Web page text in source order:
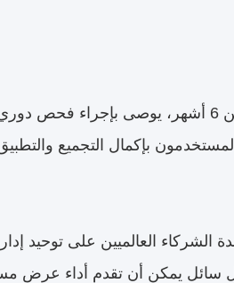
بالنسبة لوحدات شاشات الكريستال السائل المغلقة المخزنة لأكثر من 6
بإكمال التجميع
العالميين على توحيد
سائل يمكن أن تقدم أداء عرض